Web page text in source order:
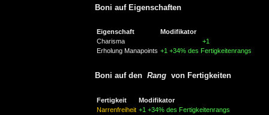
Boni auf Eigenschaften
Eigenschaft
Modifikator
Charisma
+1
Erholung Manapoints +1 +34% des Fertigkeitenrangs
Boni auf den Rang von Fertigkeiten
Fertigkeit
Modifikator
Narrenfreiheit +1 +34% des Fertigkeitenrangs